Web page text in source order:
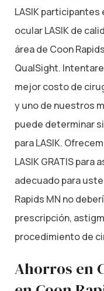
LASIK
ocular LASIK de
área de Coon
QualSight.
mejor costo de
y uno de nuestros
puede determinar
para LASIK.
LASIK GRATIS para
adecuado para
Rapids MN no
prescripción,
procedimiento de
Ahorros en